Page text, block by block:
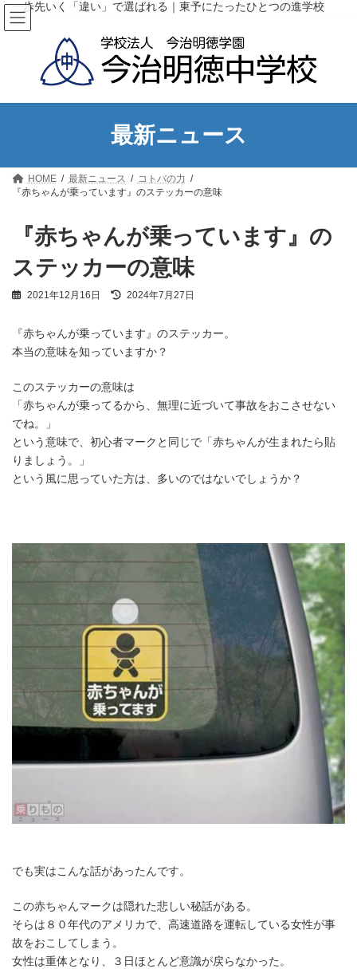
コ
ン
テ
キ
ナ
ビ
ゲ
に
一歩先いく「違い」で選ばれる｜東予にたったひとつの進学校
最新ニュース
HOME 最新ニュース
コトバの力
『赤ちゃんが乗っています』のステッカーの意味
『赤ちゃんが乗っています』の
ステッカーの意味
2021年12月16日
最
新
日
2024年7月27日
『赤ちゃんが乗っています』のステッカー。
本当の意味を知っていますか？
このステッカーの意味は
「赤ちゃんが乗ってるから、無理に近づいて事故をおこさせない
でね。」
という意味で、初心者マークと同じで「赤ちゃんが生まれたら貼
りましょう。」
という風に思っていた方は、多いのではないでしょうか？
でも実はこんな話があったんです。
この赤ちゃんマークは隠れた悲しい秘話がある。
そらは８０年代のアメリカで、高速道路を運転している女性が事
故をおこしてしまう。
女性は重体となり、３日ほとんど意識が戻らなかった。